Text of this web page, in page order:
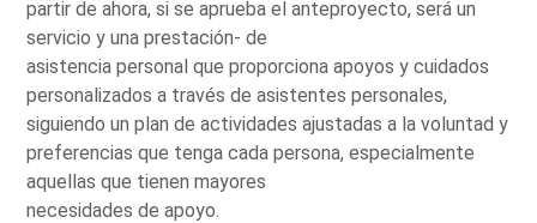
partir de ahora, si se aprueba el anteproyecto, será un
servicio y una prestación- de
asistencia personal que proporciona apoyos y cuidados
personalizados a través de asistentes personales,
siguiendo un plan de actividades ajustadas a la voluntad y
preferencias que tenga cada persona, especialmente
aquellas que tienen mayores
necesidades de apoyo.